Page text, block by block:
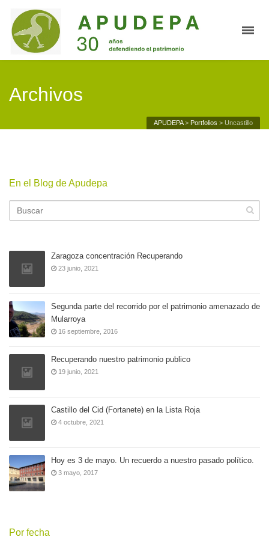
Archivos
APUDEPA> Portfolios > Uncastillo
En el Blog de Apudepa
Zaragoza concentración Recuperando
23 junio, 2021
Segunda parte del recorrido por el patrimonio amenazado de
Mularroya
16 septiembre, 2016
Recuperando nuestro patrimonio publico
19 junio, 2021
Castillo del Cid (Fortanete) en la Lista Roja
4 octubre, 2021
Hoy es 3 de mayo. Un recuerdo a nuestro pasado político.
3 mayo, 2017
Por fecha